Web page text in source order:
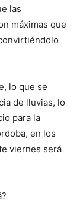
las
máximas que
lo que se
de lluvias, lo
para la
en los
viernes será